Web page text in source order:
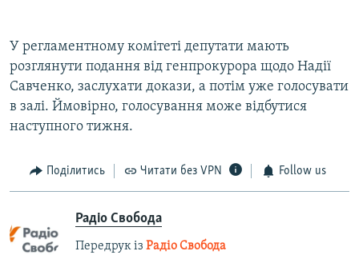
У регламентному комітеті депутати мають
розглянути подання від генпрокурора щодо Надії
Савченко, заслухати докази, а потім уже голосувати
в залі. Ймовірно, голосування може відбутися
наступного тижня.
Поділитись Читати без VPN Follow us
Радіо Свобода
Передрук із Радіо Свобода